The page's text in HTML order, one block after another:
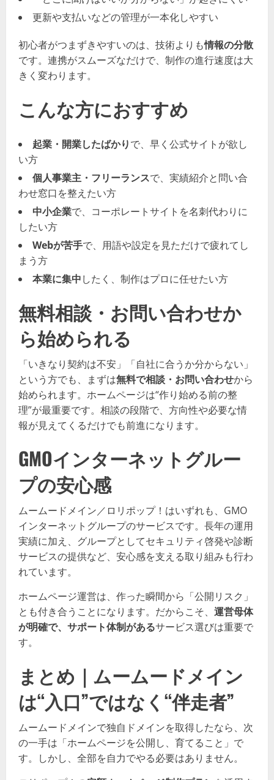
更新や支払いなどの管理が一本化しやすい
初心者がつまずきやすいのは、技術よりも情報の分散
です。連携がスムーズなだけで、制作の進行速度は大
きく変わります。
こんな方におすすめ
起業・開業したばかりで、早く公式サイトが欲し
い方
個人事業主・フリーランスで、実績紹介と問い合
わせ窓口を整えたい方
中小企業で、コーポレートサイトを名刺代わりに
したい方
Webが苦手で、用語や設定を見ただけで疲れてし
まう方
本業に集中したく、制作はプロに任せたい方
無料相談・お問い合わせか
ら始められる
「いきなり契約は不安」「自社に合うか分からない」
という方でも、まずは無料で相談・お問い合わせから
始められます。ホームページは“作り始める前の整
理”が最重要です。相談の段階で、方向性や必要な情
報が見えてくるだけでも前進になります。
GMOインターネットグルー
プの安心感
ムームードメイン／ロリポップ！はいずれも、GMO
インターネットグループのサービスです。長年の運用
実績に加え、グループとしてセキュリティ啓発や診断
サービスの提供など、安心感を支える取り組みも行わ
れています。
ホームページ運営は、作った瞬間から「公開リスク」
とも付き合うことになります。だからこそ、 運営母体
が明確で、サポート体制があるサービス選びは重要で
す。
まとめ｜ムームードメイン
は“入口”ではなく“伴走者”
ムームードメインで独自ドメインを取得したなら、次
の一手は「ホームページを公開し、育てること」で
す。しかし、全部を自力でやる必要はありません。